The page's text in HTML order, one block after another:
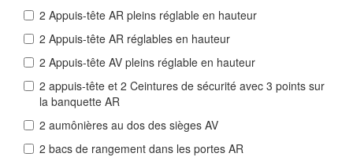
2 Appuis-tête AR pleins réglable en hauteur
2 Appuis-tête AR réglables en hauteur
2 Appuis-tête AV pleins réglable en hauteur
2 appuis-tête et 2 Ceintures de sécurité avec 3 points sur
la banquette AR
2 aumônières au dos des sièges AV
2 bacs de rangement dans les portes AR